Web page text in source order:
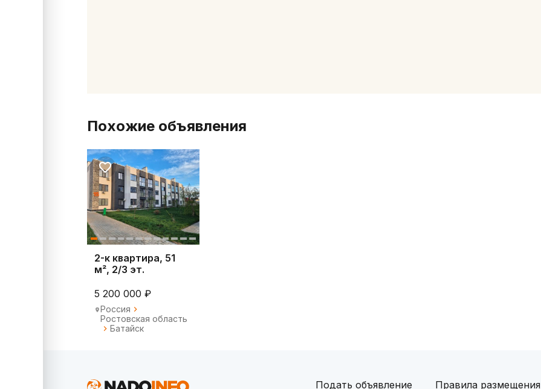
Похожие объявления
2-к квартира, 51
м², 2/3 эт.
5 200 000 ₽
Россия
Ростовская область
Батайск
Подать объявление Правила размещения